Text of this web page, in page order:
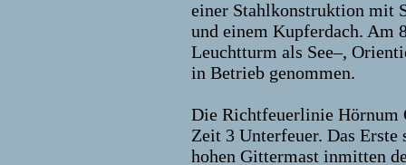
einer Stahlkonstruktion mit
und einem Kupferdach. Am
Leuchtturm als See–,
in Betrieb genommen.
Die Richtfeuerlinie Hörnum
Zeit 3 Unterfeuer. Das Erste
hohen Gittermast inmitten